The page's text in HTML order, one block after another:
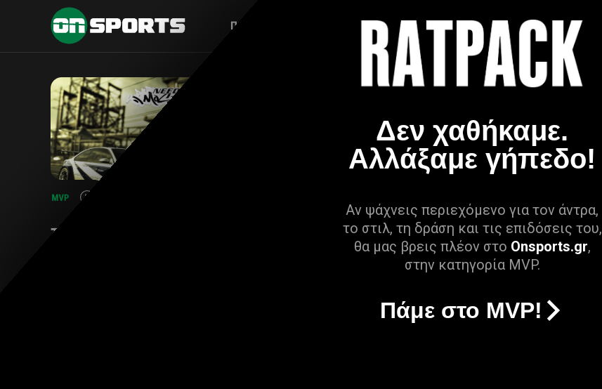
Δεν χαθήκαμε.
Αλλάξαμε γήπεδο!
Αν ψάχνεις περιεχόμενο για τον άντρα,
το στιλ, τη δράση και τις επιδόσεις του,
θα μας βρεις πλέον στο Onsports.gr,
στην κατηγορία MVP.
Πάμε στο MVP!